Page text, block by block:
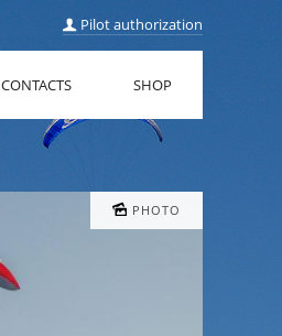
Pilot authorization
CONTACTS SHOP
PHOTO